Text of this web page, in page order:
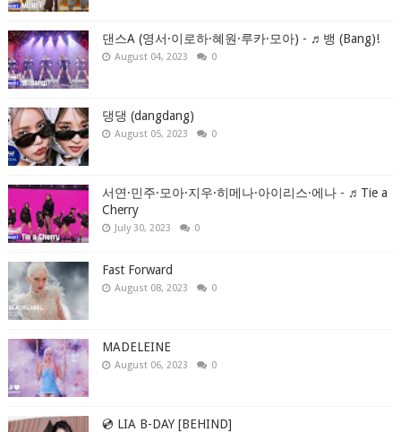
댄스A (영서·이로하·혜원·루카·모아) - ♬뱅 (Bang)!
August 04, 2023 0
댕댕 (dangdang)
August 05, 2023 0
서연·민주·모아·지우·히메나·아이리스·에나 - ♬Tie a
Cherry
July 30, 2023 0
Fast Forward
August 08, 2023 0
MADELEINE
August 06, 2023 0
💿 LIA B-DAY [BEHIND]